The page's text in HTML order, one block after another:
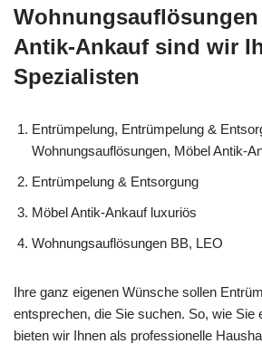
Antik-Ankauf sind wir
Spezialisten
Entrümpelung, Entrümpelung &
Wohnungsauflösungen, Möbel Antik-
Entrümpelung & Entsorgung
Möbel Antik-Ankauf luxuriös
Wohnungsauflösungen BB, LEO
Ihre ganz eigenen Wünsche sollen
entsprechen, die Sie suchen. So, wie Sie
bieten wir Ihnen als professionelle